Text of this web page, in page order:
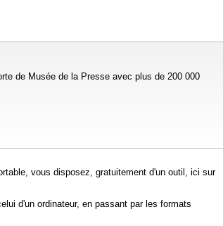
de Musée de la Presse avec plus de 200 000
vous disposez, gratuitement d'un outil, ici sur
d'un ordinateur, en passant par les formats